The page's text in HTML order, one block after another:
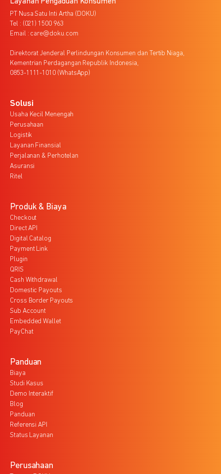
Layanan Pengaduan Konsumen
PT Nusa Satu Inti Artha (DOKU)
Tel : (021) 1500 963
Email : care@doku.com
Direktorat Jenderal Perlindungan Konsumen dan Tertib Niaga,
Kementrian Perdagangan Republik Indonesia,
0853-1111-1010 (WhatsApp)
Solusi
Usaha Kecil Menengah
Perusahaan
Logistik
Layanan Finansial
Perjalanan & Perhotelan
Asuransi
Ritel
Produk & Biaya
Checkout
Direct API
Digital Catalog
Payment Link
Plugin
QRIS
Cash Withdrawal
Domestic Payouts
Cross Border Payouts
Sub Account
Embedded Wallet
PayChat
Panduan
Biaya
Studi Kasus
Demo Interaktif
Blog
Panduan
Referensi API
Status Layanan
Perusahaan